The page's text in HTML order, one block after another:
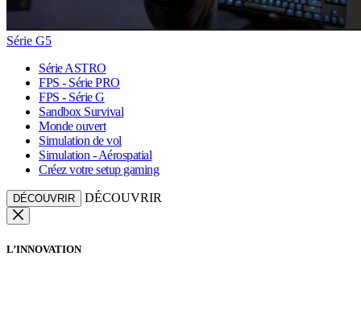
Série G5
Série ASTRO
FPS - Série PRO
FPS - Série G
Sandbox Survival
Monde ouvert
Simulation de vol
Simulation - Aérospatial
Créez votre setup gaming
DÉCOUVRIR DÉCOUVRIR
L’INNOVATION